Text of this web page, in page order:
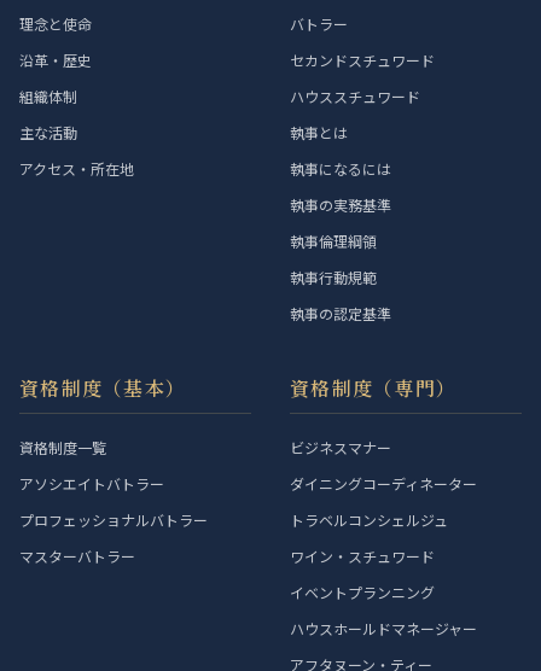
理念と使命
沿革・歴史
組織体制
主な活動
アクセス・所在地
バトラー
セカンドスチュワード
ハウススチュワード
執事とは
執事になるには
執事の実務基準
執事倫理綱領
執事行動規範
執事の認定基準
資格制度（基本）
資格制度一覧
アソシエイトバトラー
プロフェッショナルバトラー
マスターバトラー
資格制度（専門）
ビジネスマナー
ダイニングコーディネーター
トラベルコンシェルジュ
ワイン・スチュワード
イベントプランニング
ハウスホールドマネージャー
アフタヌーン・ティー